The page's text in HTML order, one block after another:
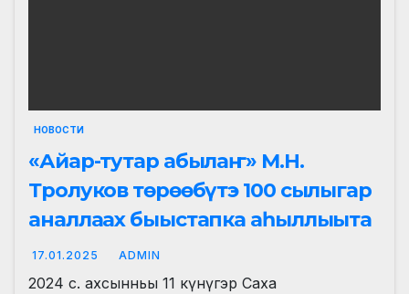
НОВОСТИ
«Айар-тутар абылаҥ» М.Н.
Тролуков төрөөбүтэ 100 сылыгар
аналлаах быыстапка аһыллыыта
17.01.2025 ADMIN
2024 с. ахсынньы 11 күнүгэр Саха